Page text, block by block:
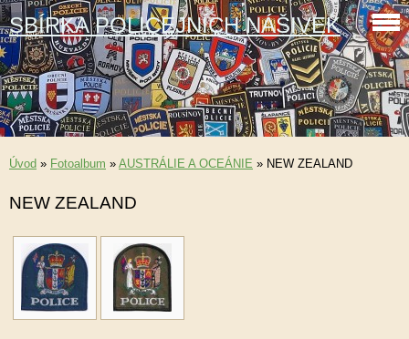
SBÍRKA POLICEJNÍCH NÁŠIVEK
Úvod » Fotoalbum » AUSTRÁLIE A OCEÁNIE » NEW ZEALAND
NEW ZEALAND